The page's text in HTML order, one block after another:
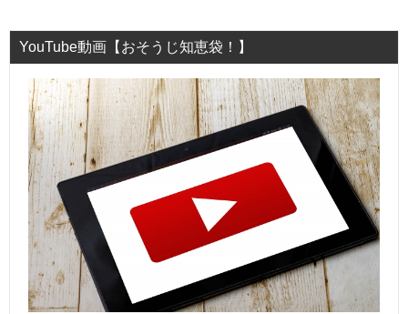
YouTube動画【おそうじ知恵袋！】